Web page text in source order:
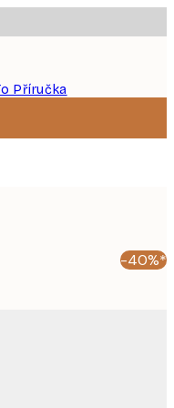
Příručka
-40%*